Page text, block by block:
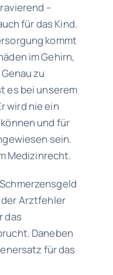
–
für das Kind.
kommt
im Gehirn,
zu
es bei unserem
wird nie ein
und für
sein.
Medizinrecht.
Arztfehler
das
Daneben
für das